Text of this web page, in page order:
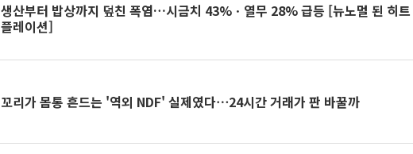
생산부터 밥상까지 덮친 폭염…시금치 43%ㆍ열무 28% 급등 [뉴노멀 된 히트
플레이션]
꼬리가 몸통 흔드는 '역외 NDF' 실제였다⋯24시간 거래가 판 바꿀까